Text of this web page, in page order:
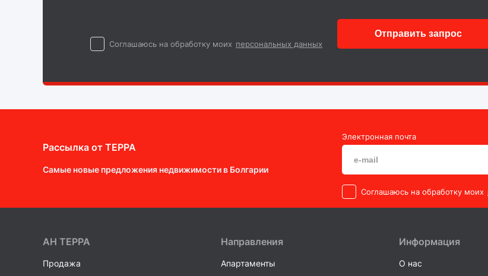
Отправить запрос
Cоглашаюсь на обработку моих персональных данных
Рассылка от ТEPPA
Самые новые предложения недвижимости в Болгарии
Электронная почта
Cоглашаюсь на обработку моих
AH ТEPPA
Продажа
Направления
Апартаменты
Информация
О нас